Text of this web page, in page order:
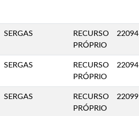
SERGAS
RECURSO
PRÓPRIO
22094
SERGAS
RECURSO
PRÓPRIO
22094
SERGAS
RECURSO
PRÓPRIO
22099